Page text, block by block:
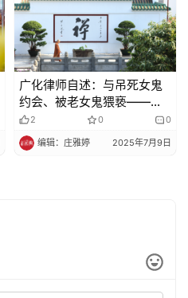
广化律师自述：与吊死女鬼
约会、被老女鬼猥亵——我
信佛的奇缘
2 0 0
编辑：庄雅婷 2025年7月9日